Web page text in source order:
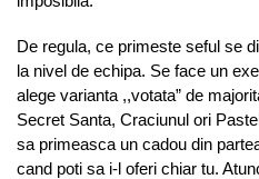
De regula, ce primeste seful se
la nivel de echipa. Se face un
alege varianta ,,votata” de
Secret Santa, Craciunul ori
sa primeasca un cadou din
cand poti sa i-l oferi chiar tu.